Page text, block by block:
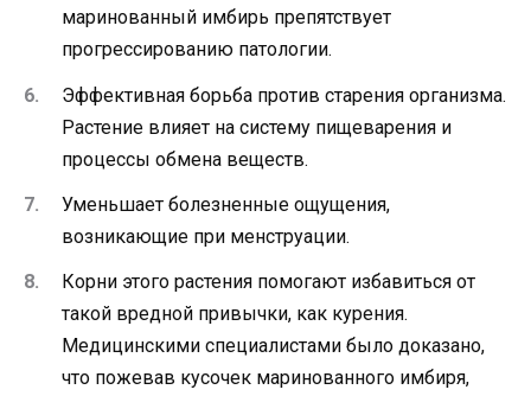
маринованный имбирь препятствует
прогрессированию патологии.
Эффективная борьба против старения организма.
Растение влияет на систему пищеварения и
процессы обмена веществ.
Уменьшает болезненные ощущения,
возникающие при менструации.
Корни этого растения помогают избавиться от
такой вредной привычки, как курения.
Медицинскими специалистами было доказано,
что пожевав кусочек маринованного имбиря,